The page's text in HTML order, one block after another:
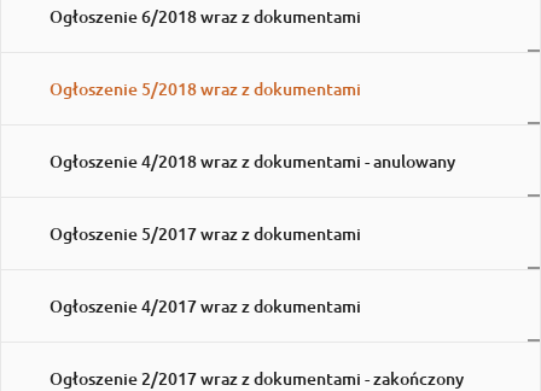
Ogłoszenie 6/2018 wraz z dokumentami
Ogłoszenie 5/2018 wraz z dokumentami
Ogłoszenie 4/2018 wraz z dokumentami - anulowany
Ogłoszenie 5/2017 wraz z dokumentami
Ogłoszenie 4/2017 wraz z dokumentami
Ogłoszenie 2/2017 wraz z dokumentami - zakończony